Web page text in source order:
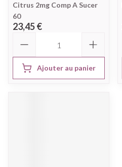
Citrus 2mg Comp A Sucer
60
23,45 €
Ajouter au panier